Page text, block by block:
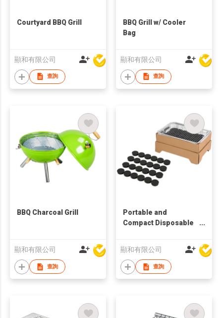
Courtyard BBQ Grill
顯和有限公司
查詢
BBQ Grill w/ Cooler
Bag
顯和有限公司
查詢
BBQ Charcoal Grill
顯和有限公司
查詢
Portable and
Compact Disposable
顯和有限公司
查詢